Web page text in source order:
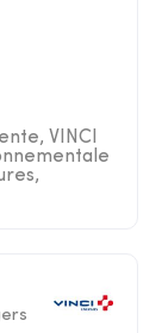
VINCI